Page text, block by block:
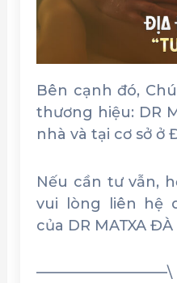
Bên cạnh đó,
thương hiệu: DR
nhà và tại cơ sở ở
Nếu cần tư vẫn,
vui lòng liên hệ
của DR MATXA ĐÀ
—————————\